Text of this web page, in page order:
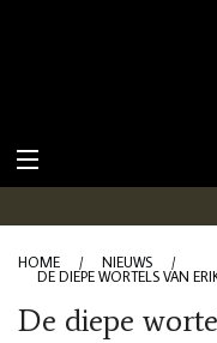
HOME / NIEUWS
/
DE DIEPE WORTELS VAN
De diepe